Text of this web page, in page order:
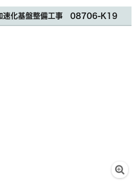
速化基盤整備工事 08706-K19